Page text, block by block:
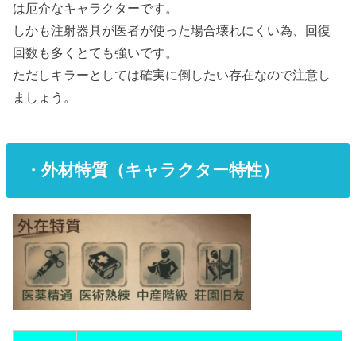
は厄介なキャラクターです。
しかも注射器具が医者が使った場合壊れにくい為、回復
回数も多くとても強いです。
ただしキラーとしては確実に倒したい存在なので注意し
ましょう。
・外材特質（キャラクター特性）